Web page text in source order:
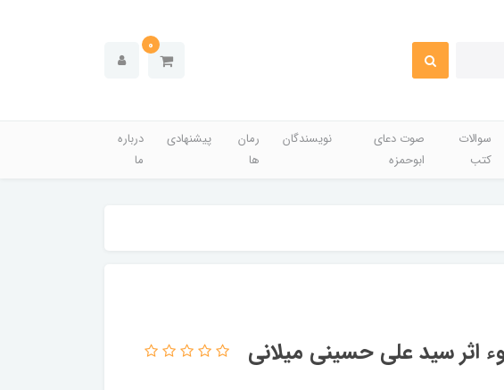
0
سوالات
کتب
صوت دعای
ابوحمزه
نویسندگان
رمان
ها
پیشنهادی
درباره
ما
اثر سید علی حسینی میلانی